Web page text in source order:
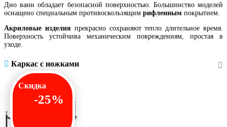
Скидка
-25%
Дно ванн обладает безопасной поверхностью. Большинство моделей
оснащено специальным противоскользящим рифленным покрытием.
Акриловые изделияпрекрасно сохраняют тепло длительное время.
Поверхность устойчива механическим повреждениям, простая в
уходе.
Каркас с ножками